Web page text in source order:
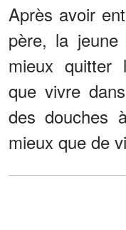
Après avoir
père, la
mieux quitter
que vivre
des douches
mieux que de